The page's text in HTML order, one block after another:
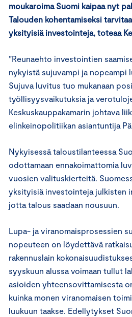
moukaroima Suomi kaipaa nyt
Talouden kohentamiseksi
yksityisiä investointeja, toteaa
”Reunaehto investointien
nykyistä sujuvampi ja nopeampi
Sujuva luvitus tuo mukanaan
työllisyysvaikutuksia ja
Keskuskauppakamarin johtava
elinkeinopolitiikan asiantuntija
Nykyisessä taloustilanteessa
odottamaan ennakoimattomia
vuosien valituskierteitä.
yksityisiä investointeja julkisten
jotta talous saadaan nousuun.
Lupa- ja viranomaisprosessien
nopeuteen on löydettävä
rakennuslain
syyskuun alussa voimaan tullut
asioiden yhteensovittamisesta
kuinka monen viranomaisen
luukuun taakse. Edellytykset